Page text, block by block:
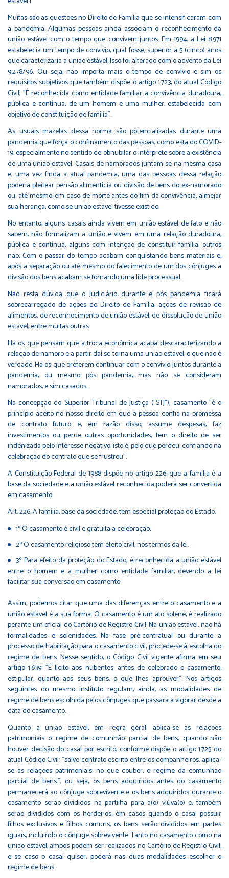
Muitas são as questões no Direito de Família que se intensificaram com
a pandemia. Algumas pessoas ainda associam o reconhecimento da
união estável com o tempo que convivem juntos. Em 1994, a Lei 8.971
estabelecia um tempo de convívio, qual fosse, superior a 5 (cinco) anos
que caracterizaria a união estável. Isso foi alterado com o advento da Lei
9.278/96. Ou seja, não importa mais o tempo de convívio e sim os
requisitos subjetivos que também dispõe o artigo 1.723, do atual Código
Civil, "É reconhecida como entidade familiar a convivência duradoura,
pública e contínua, de um homem e uma mulher, estabelecida com
objetivo de constituição de família".
As usuais mazelas dessa norma são potencializadas durante uma
pandemia que força o confinamento das pessoas, como esta do COVID-
19, especialmente no sentido de obnubilar o intérprete sobre a existência
de uma união estável. Casais de namorados juntam-se na mesma casa
e, uma vez finda a atual pandemia, uma das pessoas dessa relação
poderia pleitear pensão alimentícia ou divisão de bens do ex-namorado
ou, até mesmo, em caso de morte antes do fim da convivência, almejar
sua herança, como se união estável tivesse existido.
No entanto, alguns casais ainda vivem em união estável de fato e não
sabem, não formalizam a união e vivem em uma relação duradoura,
pública e contínua, alguns com intenção de constituir família, outros
não. Com o passar do tempo acabam conquistando bens materiais e,
após a separação ou até mesmo do falecimento de um dos cônjuges a
divisão dos bens acabam se tornando uma lide processual.
Não resta dúvida que o Judiciário durante e pós pandemia ficará
sobrecarregado de ações do Direito de Família, ações de revisão de
alimentos, de reconhecimento de união estável, de dissolução de união
estável, entre muitas outras.
Há os que pensam que a troca econômica acaba descaracterizando a
relação de namoro e a partir daí se torna uma união estável, o que não é
verdade. Há os que preferem continuar com o convívio juntos durante a
pandemia, ou mesmo pós pandemia, mas não se consideram
namorados, e sim casados.
Na concepção do Superior Tribunal de Justiça ("STJ"), casamento "é o
princípio aceito no nosso direito em que a pessoa confia na promessa
de contrato futuro e, em razão disso, assume despesas, faz
investimentos ou perde outras oportunidades, tem o direito de ser
indenizada pelo interesse negativo, isto é, pelo que perdeu, confiando na
celebração do contrato que se frustrou".
A Constituição Federal de 1988 dispõe no artigo 226, que a família é a
base da sociedade e a união estável reconhecida poderá ser convertida
em casamento.
Art. 226. A família, base da sociedade, tem especial proteção do Estado.
1º O casamento é civil e gratuita a celebração.
2º O casamento religioso tem efeito civil, nos termos da lei.
3º Para efeito da proteção do Estado, é reconhecida a união estável
entre o homem e a mulher como entidade familiar, devendo a lei
facilitar sua conversão em casamento
Assim, podemos citar que uma das diferenças entre o casamento e a
união estável é a sua forma. O casamento é um ato solene, é realizado
perante um oficial do Cartório de Registro Civil. Na união estável, não há
formalidades e solenidades. Na fase pré-contratual ou durante a
processo de habilitação para o casamento civil, procede-se à escolha do
regime de bens. Nesse sentido, o Código Civil vigente afirma em seu
artigo 1.639: "É lícito aos nubentes, antes de celebrado o casamento,
estipular, quanto aos seus bens, o que lhes aprouver". Nos artigos
seguintes do mesmo instituto regulam, ainda, as modalidades de
regime de bens escolhida pelos cônjuges que passará a vigorar desde a
data do casamento.
Quanto a união estável, em regra geral, aplica-se às relações
patrimoniais o regime de comunhão parcial de bens, quando não
houver decisão do casal por escrito, conforme dispõe o artigo 1.725 do
atual Código Civil: "salvo contrato escrito entre os companheiros, aplica-
se às relações patrimoniais, no que couber, o regime da comunhão
parcial de bens.", ou seja, os bens adquiridos antes do casamento
permanecerá ao cônjuge sobrevivente e os bens adquiridos durante o
casamento serão divididos na partilha para a(o) viúva(o) e, também
serão divididos com os herdeiros, em casos quando o casal possuir
filhos exclusivos e filhos comuns, os bens serão divididos em partes
iguais, incluindo o cônjuge sobrevivente. Tanto no casamento como na
união estável, ambos podem ser realizados no Cartório de Registro Civil,
e se caso o casal quiser, poderá nas duas modalidades escolher o
regime de bens.